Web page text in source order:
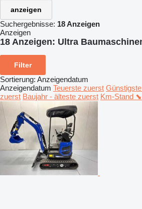
anzeigen
Suchergebnisse: 18 Anzeigen
Anzeigen
18 Anzeigen: Ultra
Filter
Sortierung: Anzeigendatum
Anzeigendatum Teuerste zuerst
zuerst Baujahr - älteste zuerst Km-Stand ⬊